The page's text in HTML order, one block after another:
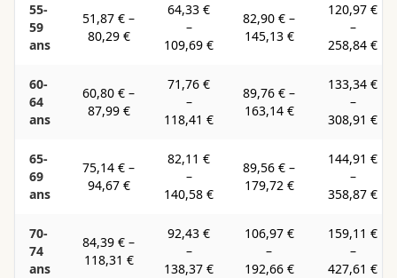
55-
59
ans
51,87 € –
80,29 €
64,33 €
–
109,69 €
82,90 € –
145,13 €
120,97 €
–
258,84 €
60-
64
ans
60,80 € –
87,99 €
71,76 €
–
118,41 €
89,76 € –
163,14 €
133,34 €
–
308,91 €
65-
69
ans
75,14 € –
94,67 €
82,11 €
–
140,58 €
89,56 € –
179,72 €
144,91 €
–
358,87 €
70-
74
ans
84,39 € –
118,31 €
92,43 €
–
138,37 €
106,97 €
–
192,66 €
159,11 €
–
427,61 €